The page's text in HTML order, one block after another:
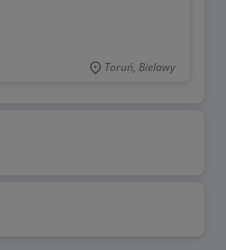
Toruń, Bielawy